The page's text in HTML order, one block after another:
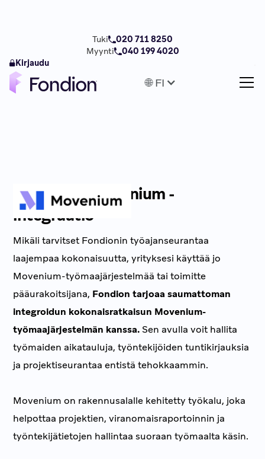
🌐 FI
Tuki
020 711 8250
Myynti
040 199 4020
Kirjaudu
Fondion × Movenium -
integraatio
Mikäli tarvitset Fondionin työajanseurantaa
laajempaa kokonaisuutta, yrityksesi käyttää jo
Movenium-työmaajärjestelmää tai toimitte
pääurakoitsijana, Fondion tarjoaa saumattoman
integroidun kokonaisratkaisun Movenium-
työmaajärjestelmän kanssa.Sen avulla voit hallita
työmaiden aikatauluja, työntekijöiden tuntikirjauksia
ja projektiseurantaa entistä tehokkaammin.
Movenium on rakennusalalle kehitetty työkalu, joka
helpottaa projektien, viranomaisraportoinnin ja
työntekijätietojen hallintaa suoraan työmaalta käsin.